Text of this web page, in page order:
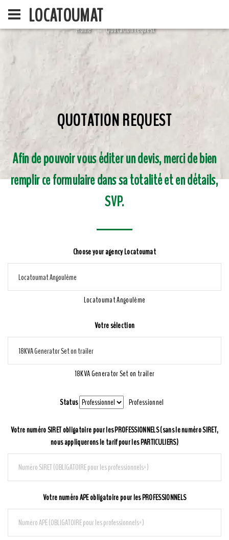
LOCATOUMAT
HOME
Home Quotation request
QUOTATION REQUEST
Afin de pouvoir vous éditer un devis, merci de bien
remplir ce formulaire dans sa totalité et en détails,
SVP.
Choose your agency Locatoumat
Locatoumat Angoulême
Votre sélection
18KVA Generator Set on trailer
Status Professionnel
Votre numéro SIRET obligatoire pour les PROFESSIONNELS (sans le numéro SIRET,
nous appliquerons le tarif pour les PARTICULIERS)
Votre numéro APE obligatoire pour les PROFESSIONNELS